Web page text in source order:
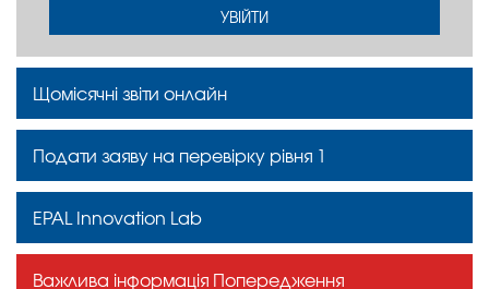
УВІЙТИ
Щомісячні звіти онлайн
Подати заяву на перевірку рівня 1
EPAL Innovation Lab
Важлива інформація Попередження